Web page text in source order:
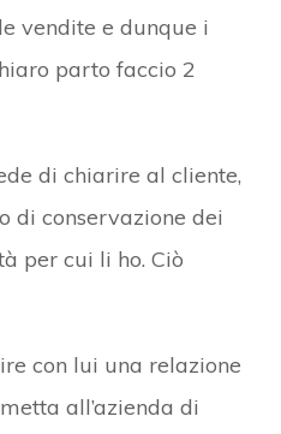
vendite e dunque i
parto faccio 2
di chiarire al cliente,
di conservazione dei
per cui li ho. Ciò
con lui una relazione
all’azienda di